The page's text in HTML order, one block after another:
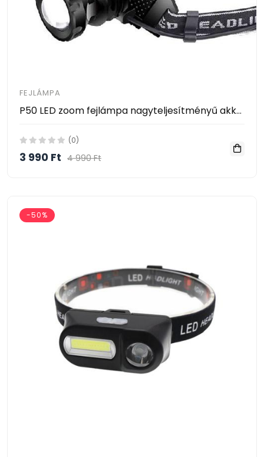
FEJLÁMPA
P50 LED zoom fejlámpa nagyteljesítményű akkumulátorral
(0)
3 990 Ft 4 990 Ft
-50%